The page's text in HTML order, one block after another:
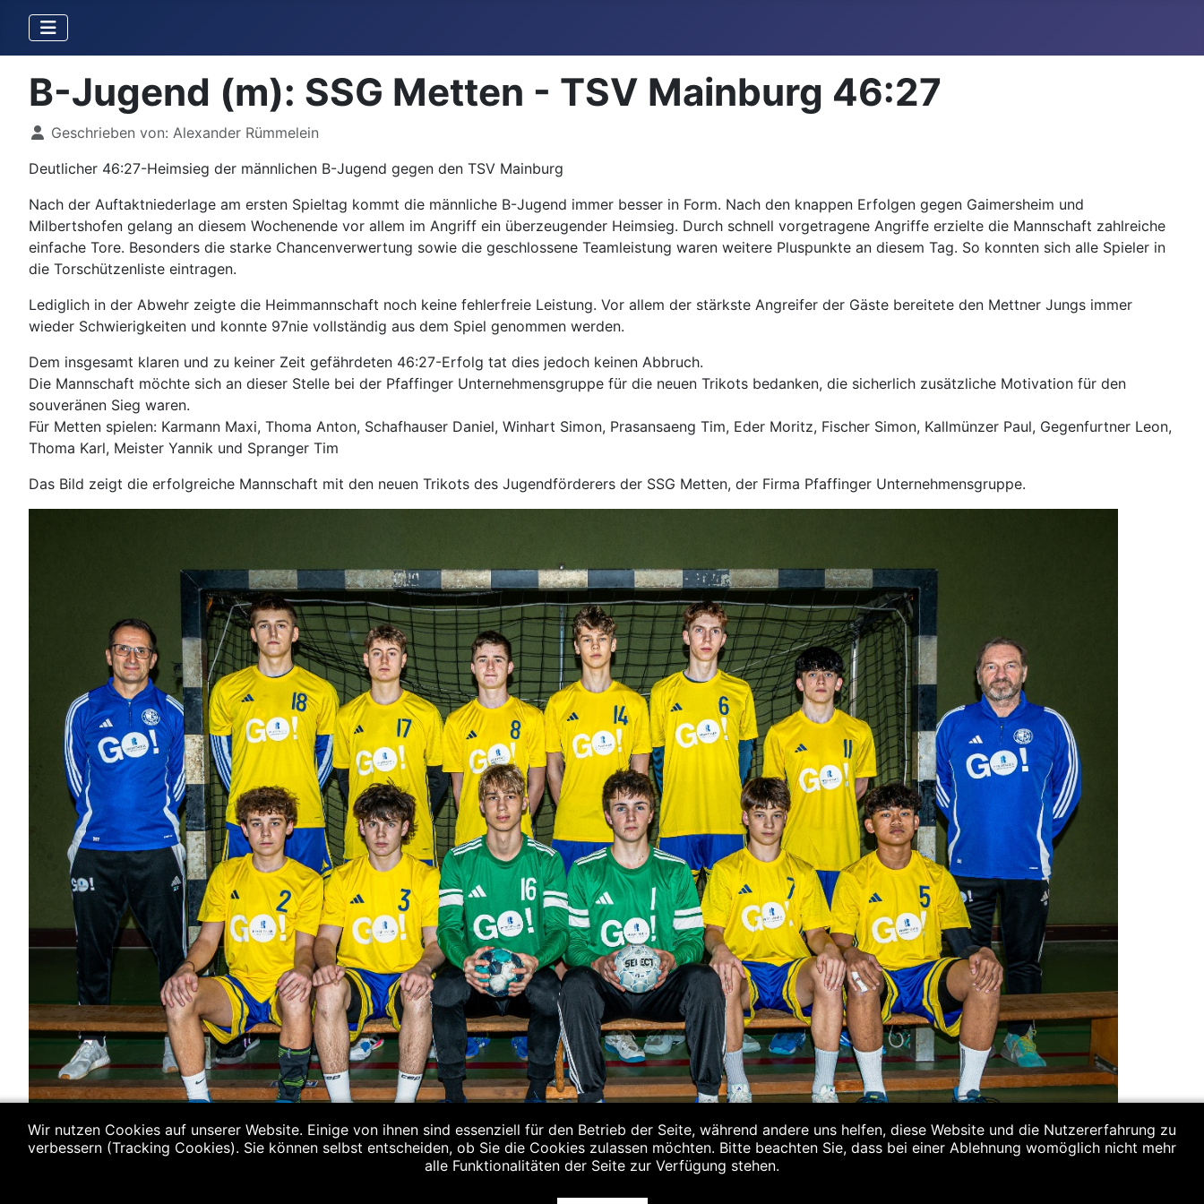
B-Jugend (m): SSG Metten - TSV Mainburg 46:27
DetailsGeschrieben von: Alexander Rümmelein
Deutlicher 46:27-Heimsieg der männlichen B-Jugend gegen den TSV Mainburg
Nach der Auftaktniederlage am ersten Spieltag kommt die männliche B-Jugend immer besser in Form. Nach den knappen Erfolgen gegen Gaimersheim und
Milbertshofen gelang an diesem Wochenende vor allem im Angriff ein überzeugender Heimsieg. Durch schnell vorgetragene Angriffe erzielte die Mannschaft zahlreiche
einfache Tore. Besonders die starke Chancenverwertung sowie die geschlossene Teamleistung waren weitere Pluspunkte an diesem Tag. So konnten sich alle Spieler in
die Torschützenliste eintragen.
Lediglich in der Abwehr zeigte die Heimmannschaft noch keine fehlerfreie Leistung. Vor allem der stärkste Angreifer der Gäste bereitete den Mettner Jungs immer
wieder Schwierigkeiten und konnte 97nie vollständig aus dem Spiel genommen werden.
Dem insgesamt klaren und zu keiner Zeit gefährdeten 46:27-Erfolg tat dies jedoch keinen Abbruch.
Die Mannschaft möchte sich an dieser Stelle bei der Pfaffinger Unternehmensgruppe für die neuen Trikots bedanken, die sicherlich zusätzliche Motivation für den
souveränen Sieg waren.
Für Metten spielen: Karmann Maxi, Thoma Anton, Schafhauser Daniel, Winhart Simon, Prasansaeng Tim, Eder Moritz, Fischer Simon, Kallmünzer Paul, Gegenfurtner Leon,
Thoma Karl, Meister Yannik und Spranger Tim
Das Bild zeigt die erfolgreiche Mannschaft mit den neuen Trikots des Jugendförderers der SSG Metten, der Firma Pfaffinger Unternehmensgruppe.
Wir nutzen Cookies auf unserer Website. Einige von ihnen sind essenziell für den Betrieb der Seite, während andere uns helfen, diese Website und die Nutzererfahrung zu
verbessern (Tracking Cookies). Sie können selbst entscheiden, ob Sie die Cookies zulassen möchten. Bitte beachten Sie, dass bei einer Ablehnung womöglich nicht mehr
alle Funktionalitäten der Seite zur Verfügung stehen.